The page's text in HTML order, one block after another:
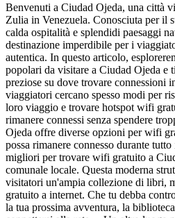
Benvenuti a Ciudad Ojeda, una città
Zulia in Venezuela. Conosciuta per il
calda ospitalità e splendidi paesaggi
destinazione imperdibile per i
autentica. In questo articolo,
popolari da visitare a Ciudad Ojeda e
preziose su dove trovare
viaggiatori cercano spesso modi per
loro viaggio e trovare hotspot wifi
rimanere connessi senza spendere
Ojeda offre diverse opzioni per wifi
possa rimanere connesso durante
migliori per trovare wifi gratuito a
comunale locale. Questa moderna
visitatori un'ampia collezione di libri,
gratuito a internet. Che tu debba
la tua prossima avventura, la